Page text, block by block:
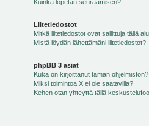
Kuinka lopetan seuraamisen?
Liitetiedostot
Mitkä liitetiedostot ovat sallittuja tällä
Mistä löydän lähettämäni liitetiedostot?
phpBB 3 asiat
Kuka on kirjoittanut tämän ohjelmiston?
Miksi toimintoa X ei ole saatavilla?
Kehen otan yhteyttä tällä